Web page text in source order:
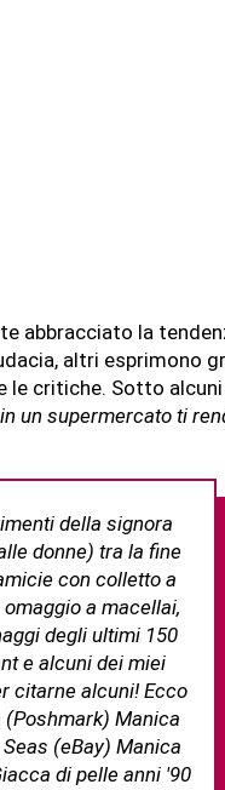
abbracciato la
altri esprimono
le critiche. Sotto
un supermercato ti
della signora
donne) tra la fine
con colletto a
a macellai,
degli ultimi 150
e alcuni dei miei
citarne alcuni! Ecco
Manica
(eBay) Manica
di pelle anni '90